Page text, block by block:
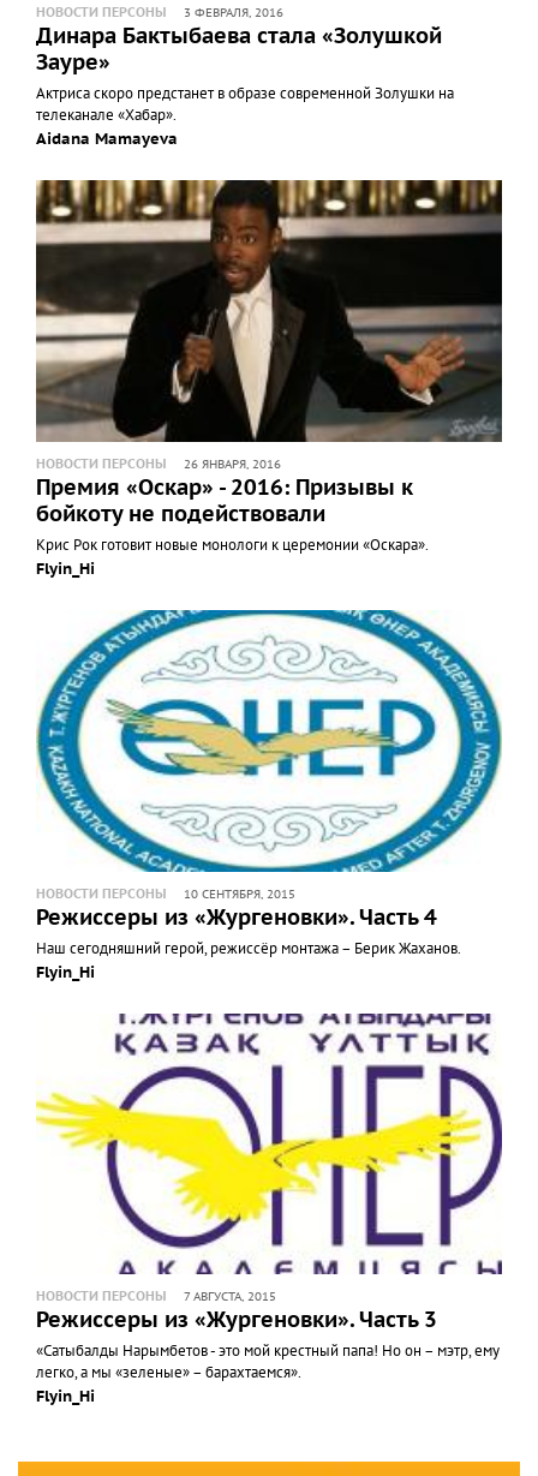
НОВОСТИ ПЕРСОНЫ 3 ФЕВРАЛЯ, 2016
Динара Бактыбаева стала «Золушкой
Зауре»
Актриса скоро предстанет в образе современной Золушки на
телеканале «Хабар».
Aidana Mamayeva
НОВОСТИ ПЕРСОНЫ 26 ЯНВАРЯ, 2016
Премия «Оскар» - 2016: Призывы к
бойкоту не подействовали
Крис Рок готовит новые монологи к церемонии «Оскара».
Flyin_Hi
НОВОСТИ ПЕРСОНЫ 10 СЕНТЯБРЯ, 2015
Режиссеры из «Жургеновки». Часть 4
Наш сегодняшний герой, режиссёр монтажа – Берик Жаханов.
Flyin_Hi
НОВОСТИ ПЕРСОНЫ 7 АВГУСТА, 2015
Режиссеры из «Жургеновки». Часть 3
«Сатыбалды Нарымбетов - это мой крестный папа! Но он – мэтр, ему
легко, а мы «зеленые» – барахтаемся».
Flyin_Hi